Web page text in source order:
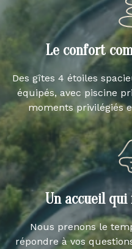
Le confort
Des gîtes 4 étoiles
équipés, avec piscine
moments privilégiés
Un accueil
Nous prenons le
répondre à vos